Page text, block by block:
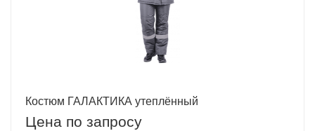
Костюм ГАЛАКТИКА утеплённый
Цена по запросу